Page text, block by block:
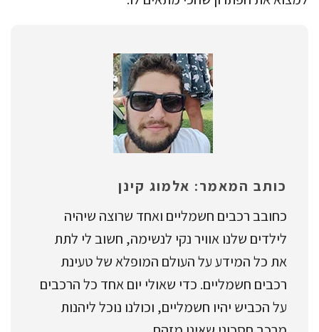
כותב המאמר: אלמוג קינן
כחובב רכבים חשמליים ואחד שרוצה שיהיה
לילדים שלנו אוויר נקי לנשימה, חשוב לי לתת
את כל המידע על העולם המופלא של טעינת
רכבים חשמליים. כדי שאולי יום אחד כל הרכבים
על הכביש יהיו חשמליים, וכולנו נוכל ליהנות